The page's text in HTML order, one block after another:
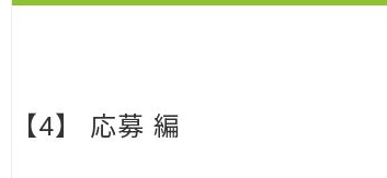
【4】 応募 編